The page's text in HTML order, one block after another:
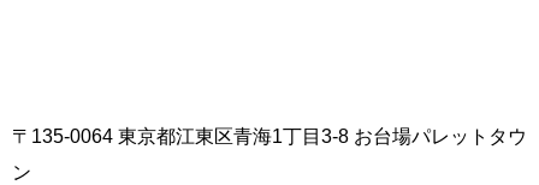
〒135-0064 東京都江東区青海1丁目3-8 お台場パレットタウ
ン